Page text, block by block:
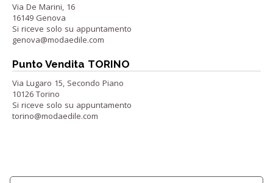
Via De Marini, 16
16149 Genova
Si riceve solo su appuntamento
genova@modaedile.com
Punto Vendita TORINO
Via Lugaro 15, Secondo Piano
10126 Torino
Si riceve solo su appuntamento
torino@modaedile.com